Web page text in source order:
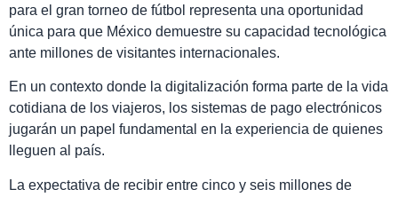
para el gran torneo de fútbol representa una oportunidad
única para que México demuestre su capacidad tecnológica
ante millones de visitantes internacionales.
En un contexto donde la digitalización forma parte de la vida
cotidiana de los viajeros, los sistemas de pago electrónicos
jugarán un papel fundamental en la experiencia de quienes
lleguen al país.
La expectativa de recibir entre cinco y seis millones de